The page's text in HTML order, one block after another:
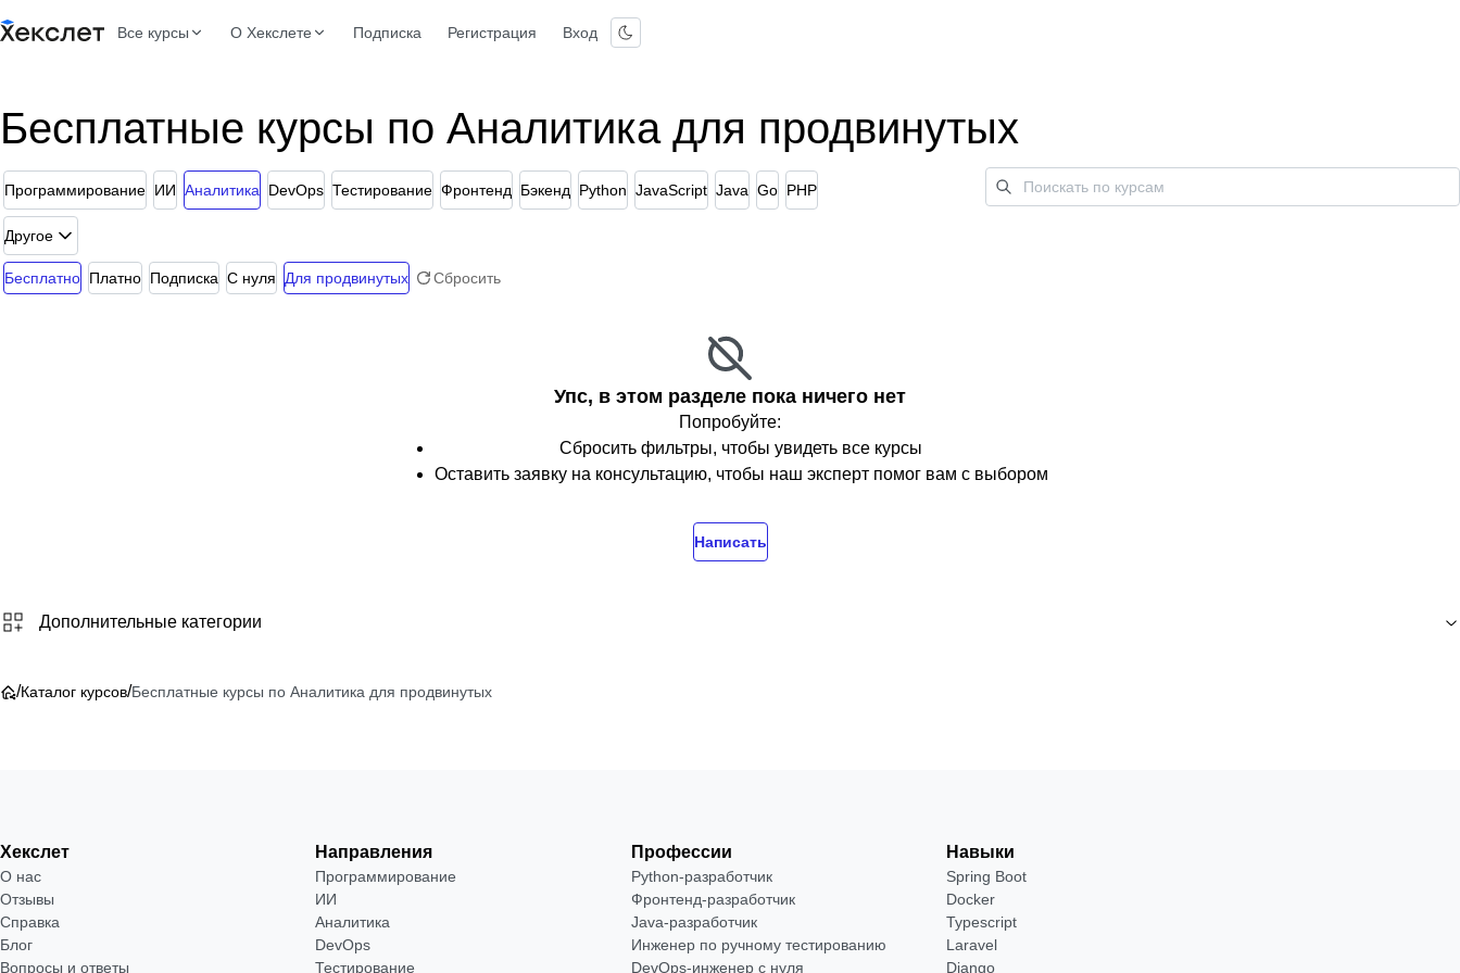
Все курсы О Хекслете Подписка Регистрация Вход
Бесплатные курсы по Аналитика для продвинутых
Программирование ИИ Аналитика DevOps Тестирование Фронтенд Бэкенд Python JavaScript Java Go PHP
Другое
Бесплатно Платно Подписка С нуля Для продвинутых Сбросить
Упс, в этом разделе пока ничего нет
Попробуйте:
Сбросить фильтры, чтобы увидеть все курсы
Оставить заявку на консультацию, чтобы наш эксперт помог вам с выбором
Написать
Дополнительные категории
/Каталог курсов/Бесплатные курсы по Аналитика для продвинутых
Хекслет
О нас
Отзывы
Справка
Блог
Вопросы и ответы
Направления
Программирование
ИИ
Аналитика
DevOps
Тестирование
Профессии
Python-разработчик
Фронтенд-разработчик
Java-разработчик
Инженер по ручному тестированию
DevOps-инженер с нуля
Навыки
Spring Boot
Docker
Typescript
Laravel
Django